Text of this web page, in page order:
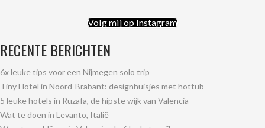
Volg mij op Instagram
RECENTE BERICHTEN
6x leuke tips voor een Nijmegen solo trip
Tiny Hotel in Noord-Brabant: designhuisjes met hottub
5 leuke hotels in Ruzafa, de hipste wijk van Valencia
Wat te doen in Levanto, Italië